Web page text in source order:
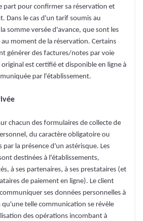
part pour confirmer sa réservation et
Dans le cas d'un tarif soumis au
somme versée d'avance, que sont les
moment de la réservation. Certains
générer des factures/notes par voie
est certifié et disponible en ligne à
par l'établissement.
chacun des formulaires de collecte de
du caractère obligatoire ou
la présence d'un astérisque. Les
destinées à l'établissements,
à ses partenaires, à ses prestataires (et
de paiement en ligne). Le client
ses données personnelles à
telle communication se révèle
des opérations incombant à